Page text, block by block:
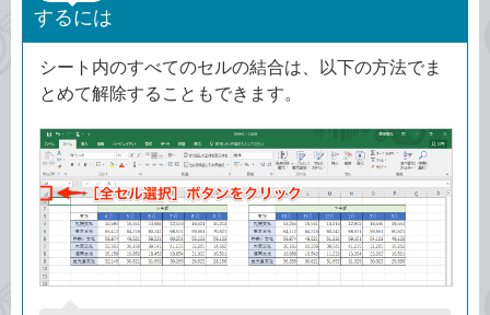
するには
シート内のすべてのセルの結合は、以下の方法でま
とめて解除することもできます。